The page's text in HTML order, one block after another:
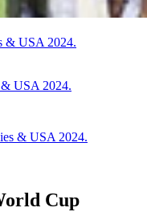
& USA 2024.
USA 2024.
& USA 2024.
Cup